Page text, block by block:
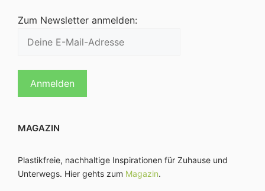
Zum Newsletter anmelden:
MAGAZIN
Plastikfreie, nachhaltige Inspirationen für Zuhause und
Unterwegs. Hier gehts zum Magazin.